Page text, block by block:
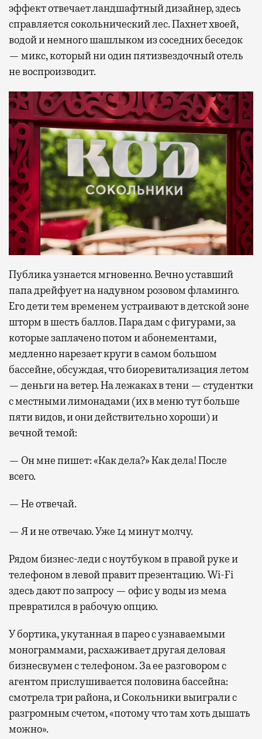
эффект отвечает ландшафтный дизайнер, здесь
справляется сокольнический лес. Пахнет хвоей,
водой и немного шашлыком из соседних беседок
— микс, который ни один пятизвездочный отель
не воспроизводит.
Публика узнается мгновенно. Вечно уставший
папа дрейфует на надувном розовом фламинго.
Его дети тем временем устраивают в детской зоне
шторм в шесть баллов. Пара дам с фигурами, за
которые заплачено потом и абонементами,
медленно нарезает круги в самом большом
бассейне, обсуждая, что биоревитализация летом
— деньги на ветер. На лежаках в тени — студентки
с местными лимонадами (их в меню тут больше
пяти видов, и они действительно хороши) и
вечной темой:
— Он мне пишет: «Как дела?» Как дела! После
всего.
— Не отвечай.
— Я и не отвечаю. Уже 14 минут молчу.
Рядом бизнес-леди с ноутбуком в правой руке и
телефоном в левой правит презентацию. Wi-Fi
здесь дают по запросу — офис у воды из мема
превратился в рабочую опцию.
У бортика, укутанная в парео с узнаваемыми
монограммами, расхаживает другая деловая
бизнесвумен с телефоном. За ее разговором с
агентом прислушивается половина бассейна:
смотрела три района, и Сокольники выиграли с
разгромным счетом, «потому что там хоть дышать
можно».